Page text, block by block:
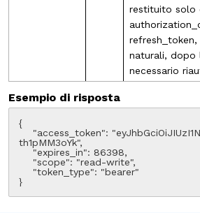
restituito solo
naturali, dopo
necessario
Esempio di risposta
{
th1pMM3oYk",
}